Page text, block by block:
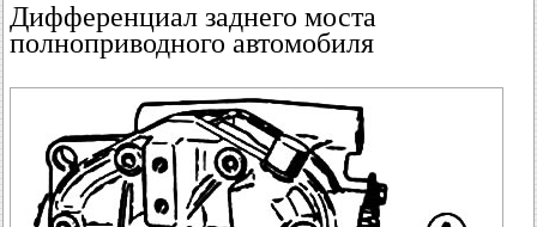
Дифференциал заднего моста
полноприводного автомобиля